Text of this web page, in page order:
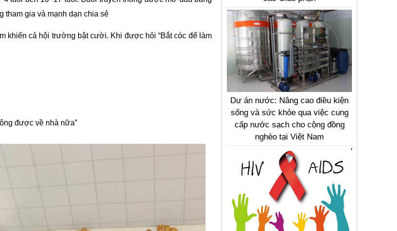
tham gia và mạnh dạn chia sẻ
khiến cả hội trường bật cười. Khi được hỏi “Bắt cóc để làm
được về nhà nữa”
Dự án nước: Nâng cao điều kiện
sống và sức khỏe qua việc cung
cấp nước sạch cho cộng đồng
nghèo tại Việt Nam